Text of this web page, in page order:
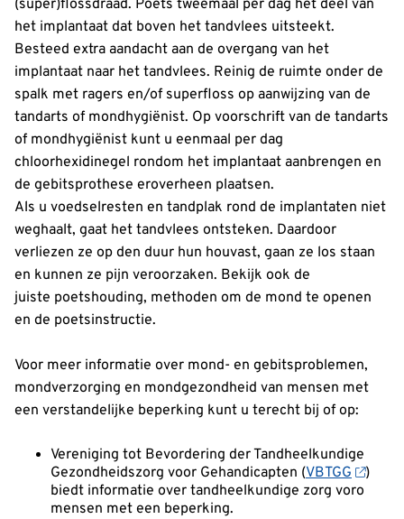
(super)flossdraad. Poets tweemaal per dag het deel van
het implantaat dat boven het tandvlees uitsteekt.
Besteed extra aandacht aan de overgang van het
implantaat naar het tandvlees. Reinig de ruimte onder de
spalk met ragers en/of superfloss op aanwijzing van de
tandarts of mondhygiënist. Op voorschrift van de tandarts
of mondhygiënist kunt u eenmaal per dag
chloorhexidinegel rondom het implantaat aanbrengen en
de gebitsprothese eroverheen plaatsen.
Als u voedselresten en tandplak rond de implantaten niet
weghaalt, gaat het tandvlees ontsteken. Daardoor
verliezen ze op den duur hun houvast, gaan ze los staan
en kunnen ze pijn veroorzaken. Bekijk ook de
juiste poetshouding, methoden om de mond te openen
en de poetsinstructie.
Voor meer informatie over mond- en gebitsproblemen,
mondverzorging en mondgezondheid van mensen met
een verstandelijke beperking kunt u terecht bij of op:
Vereniging tot Bevordering der Tandheelkundige
Gezondheidszorg voor Gehandicapten (VBTGG
)
biedt informatie over tandheelkundige zorg voro
mensen met een beperking.